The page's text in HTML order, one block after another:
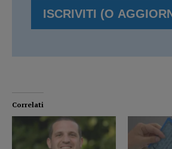
Correlati